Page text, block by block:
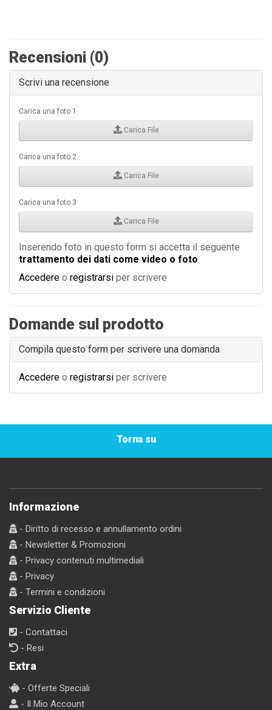
Recensioni (0)
Scrivi una recensione
Carica una foto 1
Carica File
Carica una foto 2
Carica File
Carica una foto 3
Carica File
Inserendo foto in questo form si accetta il seguente
trattamento dei dati come video o foto
Accedere o registrarsi per scrivere
Domande sul prodotto
Compila questo form per scrivere una domanda
Accedere o registrarsi per scrivere
Torna su
Informazione
- Diritto di recesso e annullamento ordini
- Newsletter & Promozioni
- Privacy contenuti multimediali
- Privacy
- Termini e condizioni
Servizio Cliente
- Contattaci
- Resi
Extra
- Offerte Speciali
- Il Mio Account